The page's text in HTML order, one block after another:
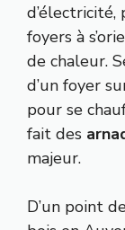
d’électricité,
foyers à
de chaleur.
d’un foyer
pour se
fait des
majeur.
D’un point